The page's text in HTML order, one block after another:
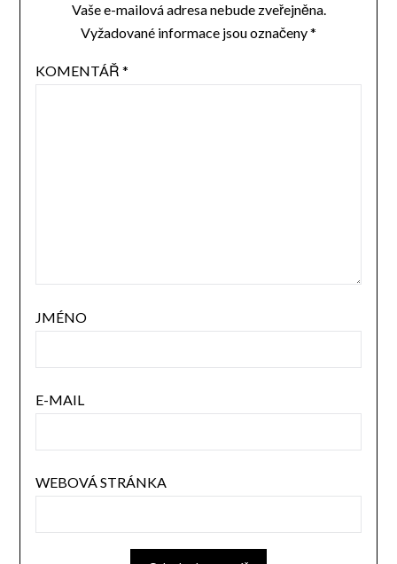
Vaše e-mailová adresa nebude zveřejněna.
Vyžadované informace jsou označeny*
KOMENTÁŘ *
JMÉNO
E-MAIL
WEBOVÁ STRÁNKA